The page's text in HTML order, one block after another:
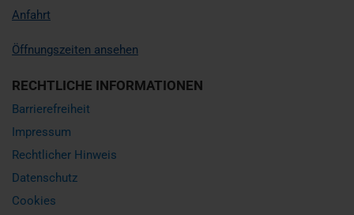
Anfahrt
Öffnungszeiten ansehen
RECHTLICHE INFORMATIONEN
Barrierefreiheit
Impressum
Rechtlicher Hinweis
Datenschutz
Cookies